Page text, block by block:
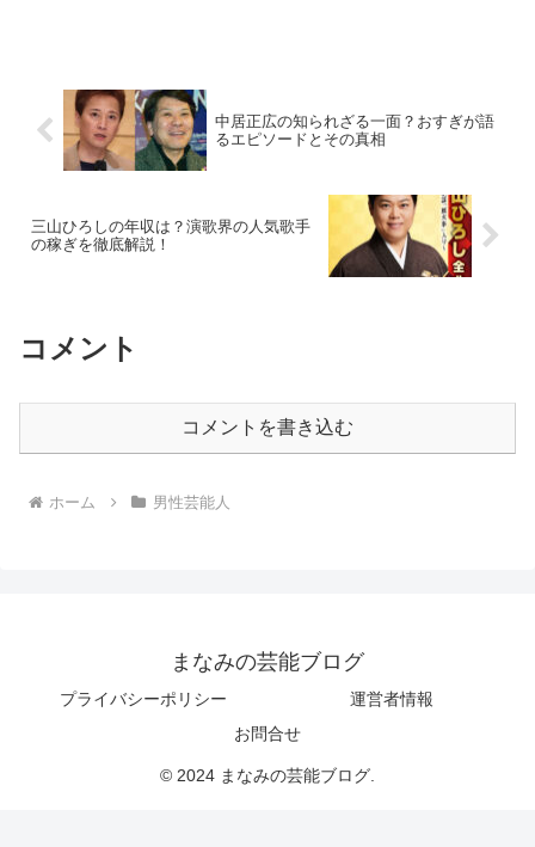
中居正広の知られざる一面？おすぎが語
るエピソードとその真相
三山ひろしの年収は？演歌界の人気歌手
の稼ぎを徹底解説！
コメント
コメントを書き込む
ホーム 男性芸能人
まなみの芸能ブログ
プライバシーポリシー
運営者情報
お問合せ
© 2024 まなみの芸能ブログ.